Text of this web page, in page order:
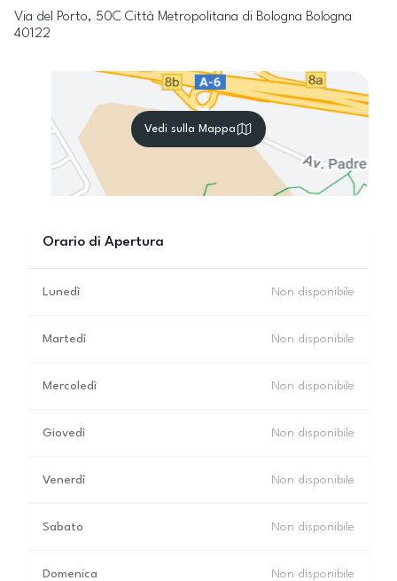
Via del Porto, 50C Città Metropolitana di Bologna Bologna
40122
Vedi sulla Mappa
Orario di Apertura
Lunedì Non disponibile
Martedì Non disponibile
Mercoledì Non disponibile
Giovedì Non disponibile
Venerdì Non disponibile
Sabato Non disponibile
Domenica Non disponibile